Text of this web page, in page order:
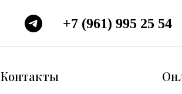
+7 (961) 995 25 54
Контакты